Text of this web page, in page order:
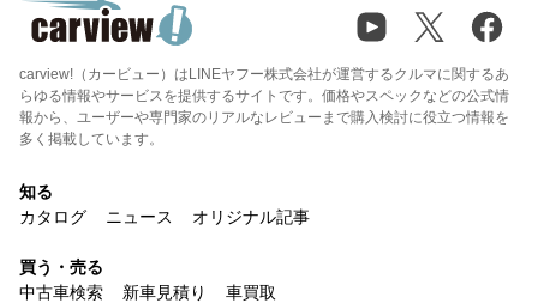
carview!（カービュー）はLINEヤフー株式会社が運営するクルマに関するあ
らゆる情報やサービスを提供するサイトです。価格やスペックなどの公式情
報から、ユーザーや専門家のリアルなレビューまで購入検討に役立つ情報を
多く掲載しています。
知る
カタログ
ニュース オリジナル記事
買う・売る
中古車検索
新車見積り 車買取